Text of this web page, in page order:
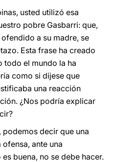
usted utilizó esa
pobre Gasbarri: que,
a su madre, se
Esta frase ha creado
todo el mundo la ha
como si dijese que
una reacción
¿Nos podría explicar
podemos decir que una
ante una
buena, no se debe hacer.